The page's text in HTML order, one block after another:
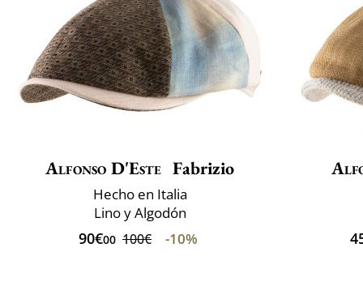
Alfonso D'Este Fabrizio
Hecho en Italia
Lino y Algodón
90€00 100€ -10%